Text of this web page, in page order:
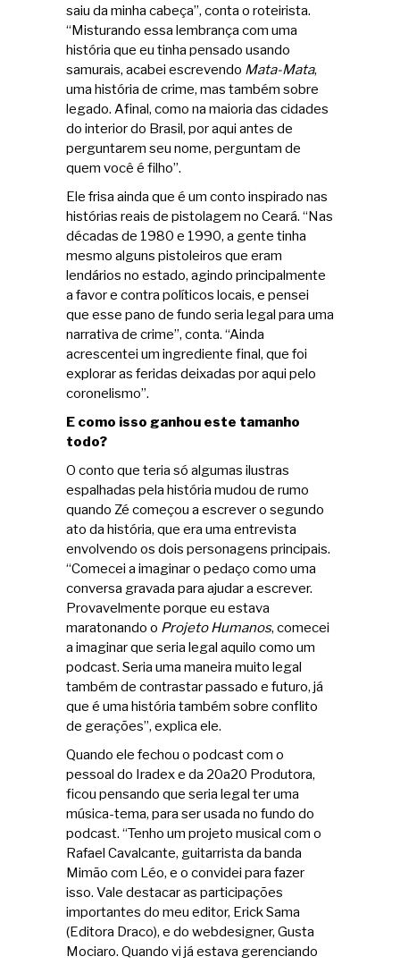
saiu da minha cabeça”, conta o roteirista.
“Misturando essa lembrança com uma
história que eu tinha pensado usando
samurais, acabei escrevendo Mata-Mata,
uma história de crime, mas também sobre
legado. Afinal, como na maioria das cidades
do interior do Brasil, por aqui antes de
perguntarem seu nome, perguntam de
quem você é filho”.
Ele frisa ainda que é um conto inspirado nas
histórias reais de pistolagem no Ceará. “Nas
décadas de 1980 e 1990, a gente tinha
mesmo alguns pistoleiros que eram
lendários no estado, agindo principalmente
a favor e contra políticos locais, e pensei
que esse pano de fundo seria legal para uma
narrativa de crime”, conta. “Ainda
acrescentei um ingrediente final, que foi
explorar as feridas deixadas por aqui pelo
coronelismo”.
E como isso ganhou este tamanho
todo?
O conto que teria só algumas ilustras
espalhadas pela história mudou de rumo
quando Zé começou a escrever o segundo
ato da história, que era uma entrevista
envolvendo os dois personagens principais.
“Comecei a imaginar o pedaço como uma
conversa gravada para ajudar a escrever.
Provavelmente porque eu estava
maratonando o Projeto Humanos, comecei
a imaginar que seria legal aquilo como um
podcast. Seria uma maneira muito legal
também de contrastar passado e futuro, já
que é uma história também sobre conflito
de gerações”, explica ele.
Quando ele fechou o podcast com o
pessoal do Iradex e da 20a20 Produtora,
ficou pensando que seria legal ter uma
música-tema, para ser usada no fundo do
podcast. “Tenho um projeto musical com o
Rafael Cavalcante, guitarrista da banda
Mimão com Léo, e o convidei para fazer
isso. Vale destacar as participações
importantes do meu editor, Erick Sama
(Editora Draco), e do webdesigner, Gusta
Mociaro. Quando vi já estava gerenciando